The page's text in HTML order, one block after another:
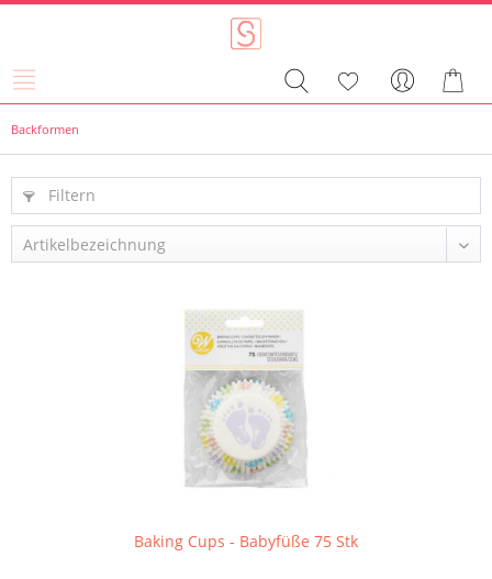
Backformen
Filtern
Baking Cups - Babyfüße 75 Stk